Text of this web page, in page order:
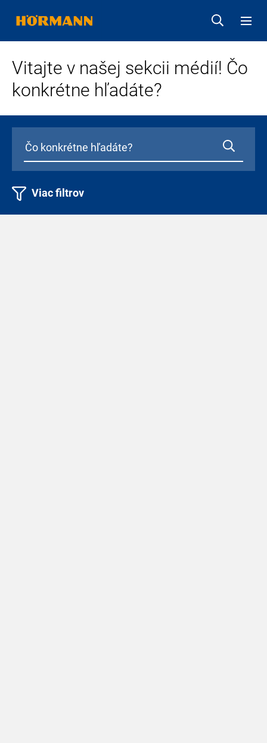
Vitajte v našej sekcii médií! Čo
konkrétne hľadáte?
Viac filtrov